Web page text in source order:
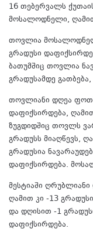
16 თებერვალს
მოსალოდნელი,
თოვლია
გრადუსი
ბათუმშიც თოვლია
გრადუსამდე
თოვლიანი დღეა
დაფიქსირდება,
ზუგდიდშიც თოვლს
გრადუსს მიაღწევს,
გრადუსია
დაფიქსირდება.
მესტიაში
ღამით კი -13
და დღისით -1
დაფიქსირდება.